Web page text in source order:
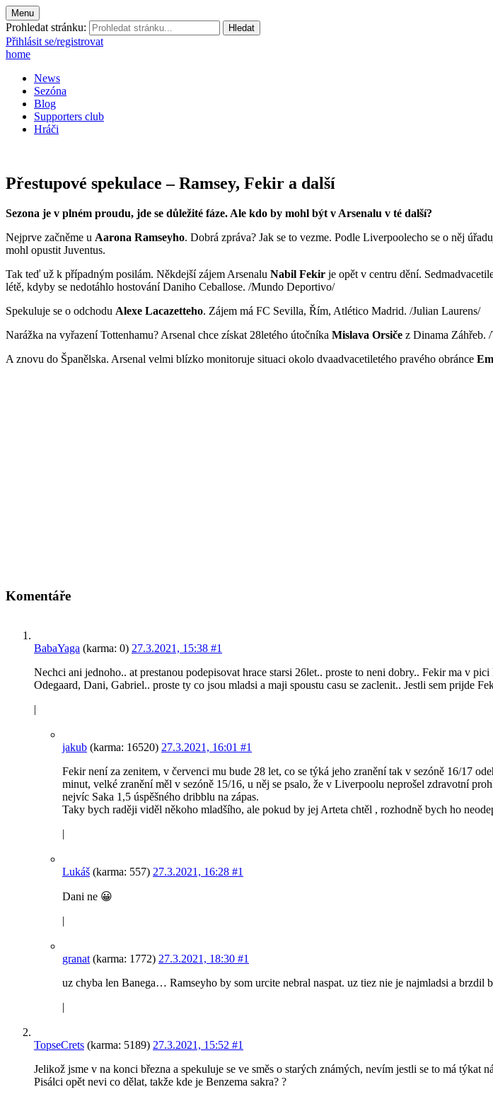
Menu
Prohledat stránku:
Přihlásit se/registrovat
home
News
Sezóna
Blog
Supporters club
Hráči
Přestupové spekulace – Ramsey, Fekir a další
Sezona je v plném proudu, jde se důležité fáze. Ale kdo by mohl být v Arsenalu v té další?
Nejprve začněme u Aarona Ramseyho. Dobrá zpráva? Jak se to vezme. Podle Liverpoolecho se o něj
mohl opustit Juventus.
Tak teď už k případným posilám. Někdejší zájem Arsenalu Nabil Fekir je opět v centru dění.
létě, kdyby se nedotáhlo hostování Daniho Ceballose. /Mundo Deportivo/
Spekuluje se o odchodu Alexe Lacazetteho. Zájem má FC Sevilla, Řím, Atlético Madrid. /Julian Laurens/
Narážka na vyřazení Tottenhamu? Arsenal chce získat 28letého útočníka Mislava Orsiče z Dinama Záhřeb.
A znovu do Španělska. Arsenal velmi blízko monitoruje situaci okolo dvaadvacetiletého pravého obránce
Komentáře
BabaYaga (karma: 0) 27.3.2021, 15:38 #1
Nechci ani jednoho.. at prestanou podepisovat hrace starsi 26let.. proste to neni dobry.. Fekir ma v
Odegaard, Dani, Gabriel.. proste ty co jsou mladsi a maji spoustu casu se zaclenit.. Jestli sem prijde
|
jakub (karma: 16520) 27.3.2021, 16:01 #1
Fekir není za zenitem, v červenci mu bude 28 let, co se týká jeho zranění tak v sezóně 16/17
minut, velké zranění měl v sezóně 15/16, u něj se psalo, že v Liverpoolu neprošel zdravotní
nejvíc Saka 1,5 úspěšného dribblu na zápas.
Taky bych raději viděl někoho mladšího, ale pokud by jej Arteta chtěl , rozhodně bych ho
|
Lukáš (karma: 557) 27.3.2021, 16:28 #1
Dani ne 😀
|
granat (karma: 1772) 27.3.2021, 18:30 #1
uz chyba len Banega… Ramseyho by som urcite nebral naspat. uz tiez nie je najmladsi a brzdil
|
TopseCrets (karma: 5189) 27.3.2021, 15:52 #1
Jelikož jsme v na konci března a spekuluje se ve směs o starých známých, nevím jestli se to má týkat
Pisálci opět nevi co dělat, takže kde je Benzema sakra? ?